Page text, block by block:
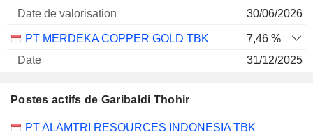
30/06/2026
PT MERDEKA COPPER GOLD TBK
7,46 %
31/12/2025
30/06/2026
Postes actifs de Garibaldi Thohir
Sociétés Poste Début
PT ALAMTRI RESOURCES INDONESIA TBK